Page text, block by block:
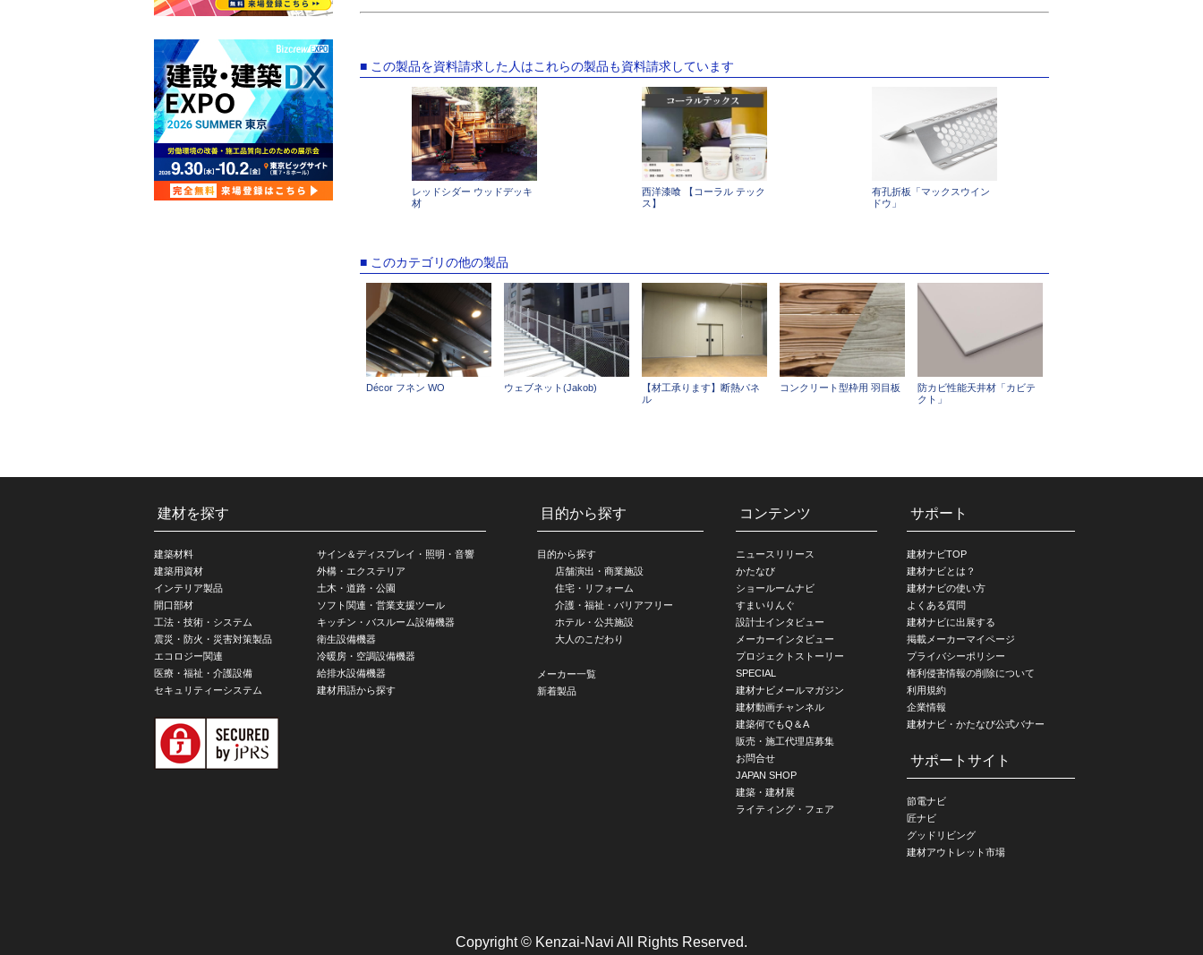
■ この製品を資料請求した人はこれらの製品も資料請求しています
レッドシダー ウッドデッキ
材
西洋漆喰 【コーラル テック
ス】
有孔折板「マックスウイン
ドウ」
■ このカテゴリの他の製品
Décor フネン WO ウェブネット(Jakob)
【材工承ります】断熱パネ
ル
コンクリート型枠用 羽目板
防カビ性能天井材「カビテ
クト」
建材を探す
建築材料
建築用資材
インテリア製品
開口部材
工法・技術・システム
震災・防火・災害対策製品
エコロジー関連
医療・福祉・介護設備
セキュリティーシステム
サイン＆ディスプレイ・照明・音響
外構・エクステリア
土木・道路・公園
ソフト関連・営業支援ツール
キッチン・バスルーム設備機器
衛生設備機器
冷暖房・空調設備機器
給排水設備機器
建材用語から探す
目的から探す
目的から探す
店舗演出・商業施設
住宅・リフォーム
介護・福祉・バリアフリー
ホテル・公共施設
大人のこだわり
メーカー一覧
新着製品
コンテンツ
ニュースリリース
かたなび
ショールームナビ
すまいりんぐ
設計士インタビュー
メーカーインタビュー
プロジェクトストーリー
SPECIAL
建材ナビメールマガジン
建材動画チャンネル
建築何でもQ＆A
販売・施工代理店募集
お問合せ
JAPAN SHOP
建築・建材展
ライティング・フェア
サポート
建材ナビTOP
建材ナビとは？
建材ナビの使い方
よくある質問
建材ナビに出展する
掲載メーカーマイページ
プライバシーポリシー
権利侵害情報の削除について
利用規約
企業情報
建材ナビ・かたなび公式バナー
サポートサイト
節電ナビ
匠ナビ
グッドリビング
建材アウトレット市場
Copyright © Kenzai-Navi All Rights Reserved.